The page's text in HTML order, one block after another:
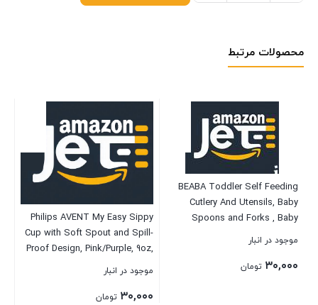
محصولات مرتبط
BEABA Toddler Self Feeding
Cutlery And Utensils, Baby
Spoons and Forks , Baby
Essentials, 10 Pack, Assorted
موجود در انبار
۳۰,۰۰۰ تومان
Philips AVENT My Easy Sippy
Cup with Soft Spout and Spill-
Proof Design, Pink/Purple, 9oz,
موجود در انبار
۳۰,۰۰۰ تومان